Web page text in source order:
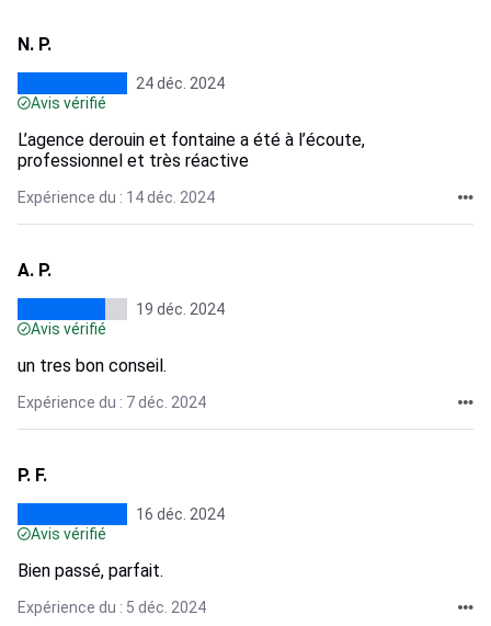
N. P.
24 déc. 2024
Avis vérifié
L’agence derouin et fontaine a été à l’écoute,
professionnel et très réactive
Expérience du : 14 déc. 2024
A. P.
19 déc. 2024
Avis vérifié
un tres bon conseil.
Expérience du : 7 déc. 2024
P. F.
16 déc. 2024
Avis vérifié
Bien passé, parfait.
Expérience du : 5 déc. 2024